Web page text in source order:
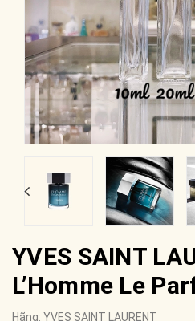
YVES SAINT
L’Homme Le
Hãng: YVES SAINT LAURENT